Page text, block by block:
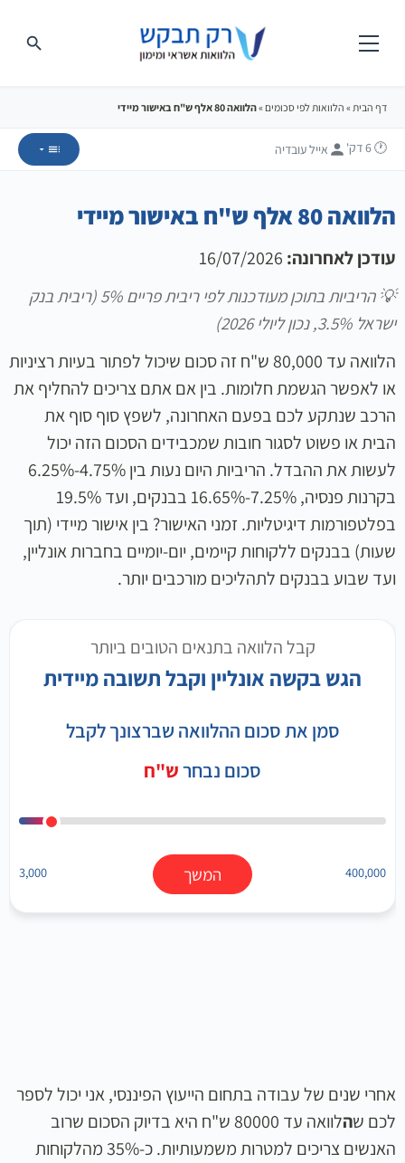
דף הבית» הלוואות לפי סכומים »הלוואה 80 אלף ש"ח באישור מיידי
🕐 6 דק' אייל עובדיה
הלוואה 80 אלף ש"ח באישור מיידי
עודכן לאחרונה:
💡 הריביות בתוכן מעודכנות לפי ריבית פריים 5% (ריבית בנק
ישראל 3.5%, נכון ליולי 2026)
הלוואה עד 80,000 ש"ח זה סכום שיכול לפתור בעיות רציניות
או לאפשר הגשמת חלומות. בין אם אתם צריכים להחליף את
הרכב שנתקע לכם בפעם האחרונה, לשפץ סוף סוף את
הבית או פשוט לסגור חובות שמכבידים הסכום הזה יכול
לעשות את ההבדל. הריביות היום נעות בין 4.75%-6.25%
בקרנות פנסיה, 7.25%-16.65% בבנקים, ועד 19.5%
בפלטפורמות דיגיטליות. זמני האישור? בין אישור מיידי (תוך
שעות) בבנקים ללקוחות קיימים, יום-יומיים בחברות אונליין,
ועד שבוע בבנקים לתהליכים מורכבים יותר.
קבל הלוואה בתנאים הטובים ביותר
הגש בקשה אונליין וקבל תשובה מיידית
סמן את סכום ההלוואה שברצונך לקבל
סכום נבחרש"ח
3,000 400,000 המשך
אחרי שנים של עבודה בתחום הייעוץ הפיננסי, אני יכול לספר
לכם שה
לוואה עד 80000 ש"ח היא בדיוק הסכום שרוב
האנשים צריכים למטרות משמעותיות. כ-35% מהלקוחות